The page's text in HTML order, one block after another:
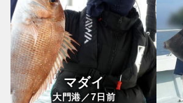
マダイ
大門港／7日前